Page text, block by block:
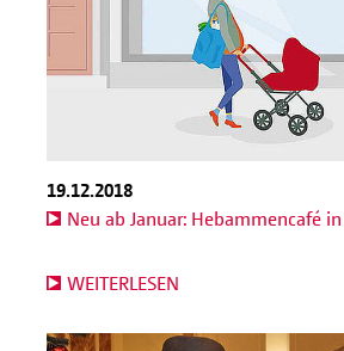
19.12.2018
Neu ab Januar: Hebammencafé
WEITERLESEN